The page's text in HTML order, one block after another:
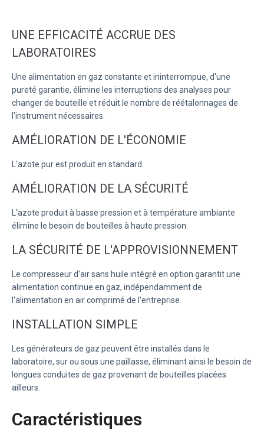
UNE EFFICACITÉ ACCRUE DES
LABORATOIRES
Une alimentation en gaz constante et ininterrompue, d'une
pureté garantie, élimine les interruptions des analyses pour
changer de bouteille et réduit le nombre de réétalonnages de
l'instrument nécessaires.
AMÉLIORATION DE L'ÉCONOMIE
L'azote pur est produit en standard.
AMÉLIORATION DE LA SÉCURITÉ
L'azote produit à basse pression et à température ambiante
élimine le besoin de bouteilles à haute pression.
LA SÉCURITÉ DE L'APPROVISIONNEMENT
Le compresseur d'air sans huile intégré en option garantit une
alimentation continue en gaz, indépendamment de
l'alimentation en air comprimé de l'entreprise.
INSTALLATION SIMPLE
Les générateurs de gaz peuvent être installés dans le
laboratoire, sur ou sous une paillasse, éliminant ainsi le besoin de
longues conduites de gaz provenant de bouteilles placées
ailleurs.
Caractéristiques